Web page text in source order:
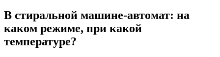
В стиральной машине-автомат: на
каком режиме, при какой
температуре?